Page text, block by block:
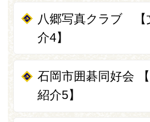
八郷写真クラブ
介4】
石岡市囲碁同好会
紹介5】